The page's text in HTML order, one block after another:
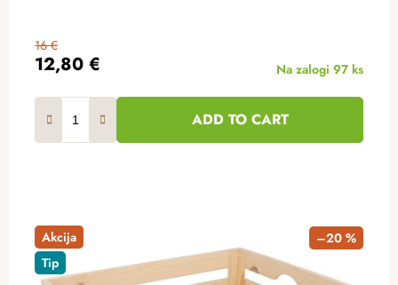
12,80 €
16 €
Na zalogi 97 ks
ADD TO CART
Akcija
Tip
–20 %